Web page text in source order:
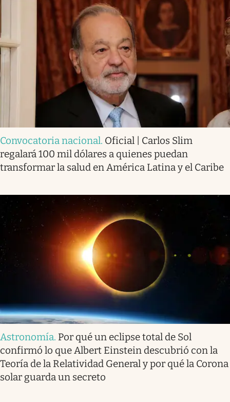
Convocatoria nacional. Oficial | Carlos Slim
regalará 100 mil dólares a quienes puedan
transformar la salud en América Latina y el Caribe
Astronomía. Por qué un eclipse total de Sol
confirmó lo que Albert Einstein descubrió con la
Teoría de la Relatividad General y por qué la Corona
solar guarda un secreto